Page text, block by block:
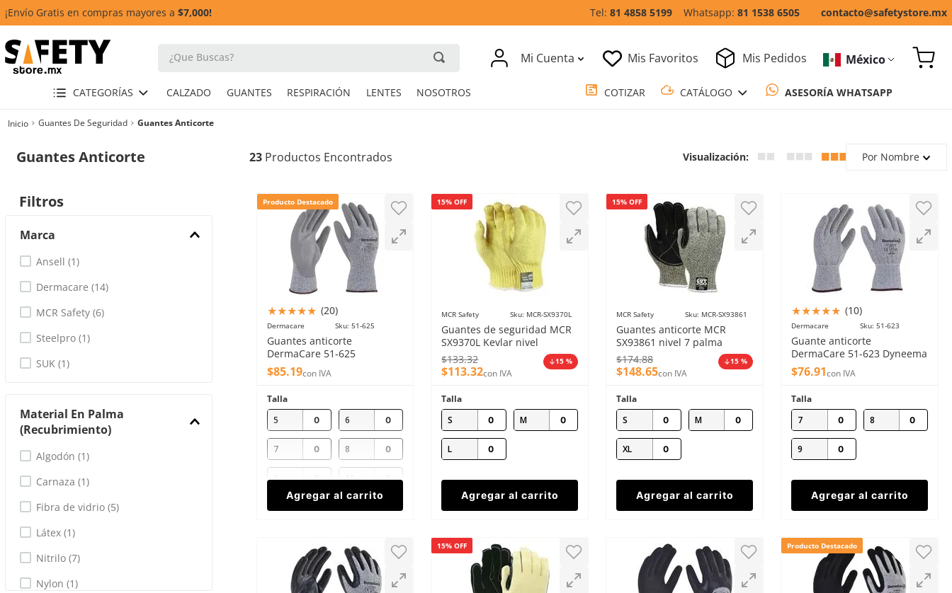
¡Envío Gratis en compras mayores a $7,000! 81 4858 5199 81 1538 6505 contacto@safetystore.mx
Mi Cuenta Mis Favoritos Mis Pedidos México
Guantes De Seguridad Guantes Anticorte
Guantes Anticorte 23 Por Nombre
Filtros
Marca
Ansell (1)
Dermacare (14)
MCR Safety (6)
Steelpro (1)
SUK (1)
Material En Palma
(Recubrimiento)
Algodón (1)
Carnaza (1)
Fibra de vidrio (5)
Látex (1)
Nitrilo (7)
Nylon (1)
Producto Destacado
★★★★★ (20)
Dermacare Sku: 51-625
Guantes anticorte
DermaCare 51-625
polietileno (AD) nivel C
$85.19con IVA
Talla
5
6
7 8
9
10
Agregar al carrito
15% OFF
MCR Safety Sku: MCR-SX9370L
Guantes de seguridad MCR
SX9370L Kevlar nivel
anticorte 3
$133.32
$113.32con IVA
15 %
Talla
S
M
L
Agregar al carrito
15% OFF
MCR Safety Sku: MCR-SX93861
Guantes anticorte MCR
SX93861 nivel 7 palma
carnaza de res
$174.88
$148.65con IVA
15 %
Talla
S
M
XL
Agregar al carrito
★★★★★ (10)
Dermacare Sku: 51-623
Guante anticorte
DermaCare 51-623 Dyneema
polietileno nivel 3
$76.91con IVA
Talla
7
8
9
Agregar al carrito
15% OFF Producto Destacado
MÁS BUSCADOS
botas
overol
guantes
retractil
arnes